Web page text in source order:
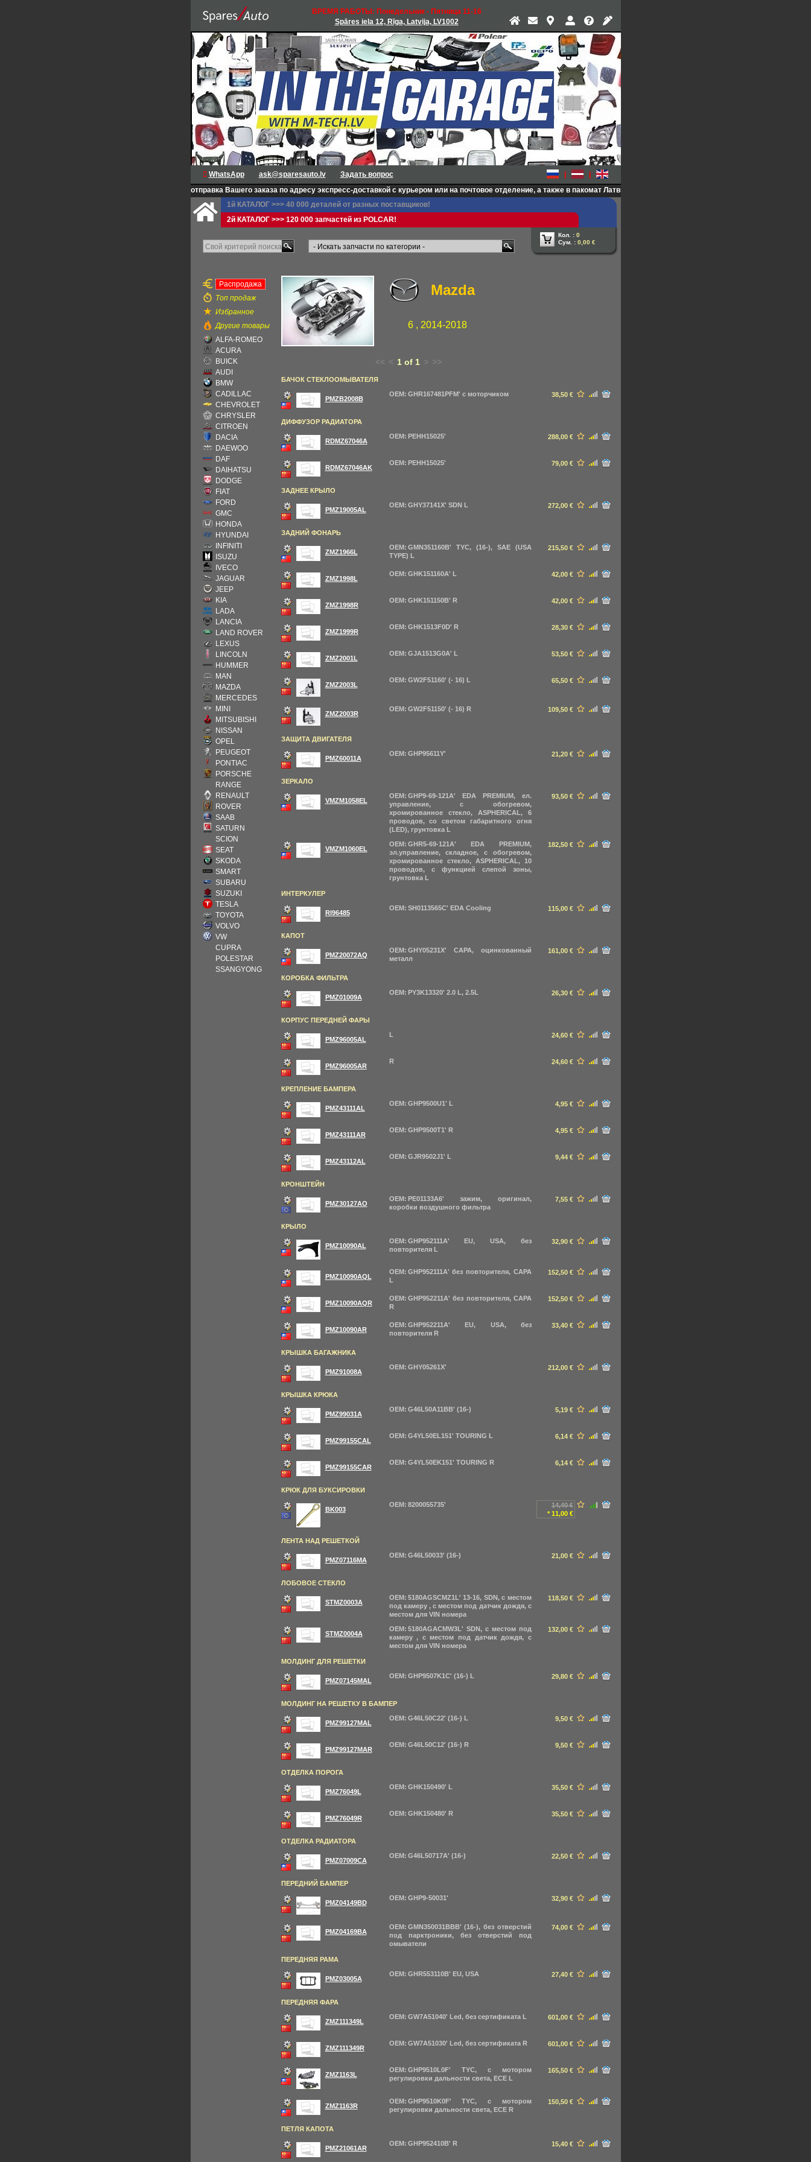
ВРЕМЯ РАБОТЫ: Понедельник - Пятница 11-16
Spāres iela 12, Rīga, Latvija, LV1002
WhatsApp ask@sparesauto.lv Задать вопрос
<<<Доступна отправка Вашего заказа по адресу экспресс-доставкой с курьером или на почтовое отделение, а также в пакомат Латвийской почты >>>
1й КАТАЛОГ >>> 40 000 деталей от разных поставщиков!
2й КАТАЛОГ >>> 120 000 запчастей из POLCAR!
Кол. : 0
Сум. : 0,00 €
Распродажа
Топ продаж
Избранное
Другие товары
ALFA-ROMEO
ACURA
BUICK
AUDI
BMW
CADILLAC
CHEVROLET
CHRYSLER
CITROEN
DACIA
DAEWOO
DAF
DAIHATSU
DODGE
FIAT
FORD
GMC
HONDA
HYUNDAI
INFINITI
ISUZU
IVECO
JAGUAR
JEEP
KIA
LADA
LANCIA
LAND ROVER
LEXUS
LINCOLN
HUMMER
MAN
MAZDA
MERCEDES
MINI
MITSUBISHI
NISSAN
OPEL
PEUGEOT
PONTIAC
PORSCHE
RANGE
RENAULT
ROVER
SAAB
SATURN
SCION
SEAT
SKODA
SMART
SUBARU
SUZUKI
TESLA
TOYOTA
VOLVO
VW
CUPRA
POLESTAR
SSANGYONG
Mazda
6 , 2014-2018
<< < 1 of 1 > >>
БАЧОК СТЕКЛООМЫВАТЕЛЯ
PMZB2008B
OEM: GHR167481PFM' с моторчиком 38,50 €
ДИФФУЗОР РАДИАТОРА
RDMZ67046A
OEM: PEHH15025' 288,00 €
RDMZ67046AK
OEM: PEHH15025' 79,00 €
ЗАДНЕЕ КРЫЛО
PMZ19005AL
OEM: GHY37141X' SDN L 272,00 €
ЗАДНИЙ ФОНАРЬ
ZMZ1966L
OEM: GMN351160B' TYC, (16-), SAE (USA
TYPE) L
215,50 €
ZMZ1998L
OEM: GHK151160A' L 42,00 €
ZMZ1998R
OEM: GHK151150B' R 42,00 €
ZMZ1999R
OEM: GHK1513F0D' R 28,30 €
ZMZ2001L
OEM: GJA1513G0A' L 53,50 €
ZMZ2003L
OEM: GW2F51160' (- 16) L 65,50 €
ZMZ2003R
OEM: GW2F51150' (- 16) R 109,50 €
ЗАЩИТА ДВИГАТЕЛЯ
PMZ60011A
OEM: GHP95611Y' 21,20 €
ЗЕРКАЛО
VMZM1058EL
OEM: GHP9-69-121A' EDA PREMIUM, ел.
управление, с обогревом,
хромированное стекло, ASPHERICAL, 6
проводов, со светом габаритного огня
(LED), грунтовка L
93,50 €
VMZM1060EL
OEM: GHR5-69-121A' EDA PREMIUM,
эл.управление, складное, с обогревом,
хромированное стекло, ASPHERICAL, 10
проводов, с функцией слепой зоны,
грунтовка L
182,50 €
ИНТЕРКУЛЕР
RI96485
OEM: SH0113565C' EDA Cooling 115,00 €
КАПОТ
PMZ20072AQ
OEM: GHY05231X' CAPA, оцинкованный
металл
161,00 €
КОРОБКА ФИЛЬТРА
PMZ01009A
OEM: PY3K13320' 2.0 L, 2.5L 26,30 €
КОРПУС ПЕРЕДНЕЙ ФАРЫ
PMZ96005AL
L 24,60 €
PMZ96005AR
R 24,60 €
КРЕПЛЕНИЕ БАМПЕРА
PMZ43111AL
OEM: GHP9500U1' L 4,95 €
PMZ43111AR
OEM: GHP9500T1' R 4,95 €
PMZ43112AL
OEM: GJR9502J1' L 9,44 €
КРОНШТЕЙН
PMZ30127AO
OEM: PE01133A6' зажим, оригинал,
коробки воздушного фильтра
7,55 €
КРЫЛО
PMZ10090AL
OEM: GHP952111A' EU, USA, без
повторителя L
32,90 €
PMZ10090AQL
OEM: GHP952111A' без повторителя, CAPA
L
152,50 €
PMZ10090AQR
OEM: GHP952211A' без повторителя, CAPA
R
152,50 €
PMZ10090AR
OEM: GHP952211A' EU, USA, без
повторителя R
33,40 €
КРЫШКА БАГАЖНИКА
PMZ91008A
OEM: GHY05261X' 212,00 €
КРЫШКА КРЮКА
PMZ99031A
OEM: G46L50A11BB' (16-) 5,19 €
PMZ99155CAL
OEM: G4YL50EL151' TOURING L 6,14 €
PMZ99155CAR
OEM: G4YL50EK151' TOURING R 6,14 €
КРЮК ДЛЯ БУКСИРОВКИ
BK003
OEM: 8200055735'
14,40 €
* 11,00 €
ЛЕНТА НАД РЕШЕТКОЙ
PMZ07116MA
OEM: G46L50033' (16-) 21,00 €
ЛОБОВОЕ СТЕКЛО
STMZ0003A
OEM: 5180AGSCMZ1L' 13-16, SDN, с местом
под камеру , с местом под датчик дождя, с
местом для VIN номера
118,50 €
STMZ0004A
OEM: 5180AGACMW3L' SDN, с местом под
камеру , с местом под датчик дождя, с
местом для VIN номера
132,00 €
МОЛДИНГ ДЛЯ РЕШЕТКИ
PMZ07145MAL
OEM: GHP9507K1C' (16-) L 29,80 €
МОЛДИНГ НА РЕШЕТКУ В БАМПЕР
PMZ99127MAL
OEM: G46L50C22' (16-) L 9,50 €
PMZ99127MAR
OEM: G46L50C12' (16-) R 9,50 €
ОТДЕЛКА ПОРОГА
PMZ76049L
OEM: GHK150490' L 35,50 €
PMZ76049R
OEM: GHK150480' R 35,50 €
ОТДЕЛКА РАДИАТОРА
PMZ07009CA
OEM: G46L50717A' (16-) 22,50 €
ПЕРЕДНИЙ БАМПЕР
PMZ04149BD
OEM: GHP9-50031' 32,90 €
PMZ04169BA
OEM: GMN350031BBB' (16-), без отверстий
под парктроники, без отверстий под
омыватели
74,00 €
ПЕРЕДНЯЯ РАМА
PMZ03005A
OEM: GHR553110B' EU, USA 27,40 €
ПЕРЕДНЯЯ ФАРА
ZMZ111349L
OEM: GW7A51040' Led, без сертификата L 601,00 €
ZMZ111349R
OEM: GW7A51030' Led, без сертификата R 601,00 €
ZMZ1163L
OEM: GHP9510L0F' TYC, с мотором
регулировки дальности света, ECE L
165,50 €
ZMZ1163R
OEM: GHP9510K0F' TYC, с мотором
регулировки дальности света, ECE R
150,50 €
ПЕТЛЯ КАПОТА
PMZ21061AR
OEM: GHP952410B' R 15,40 €